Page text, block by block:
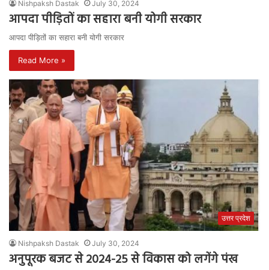
Nishpaksh Dastak July 30, 2024
आपदा पीड़ितों का सहारा बनी योगी सरकार
आपदा पीड़ितों का सहारा बनी योगी सरकार
Read More »
उत्तर प्रदेश
Nishpaksh Dastak July 30, 2024
अनुपूरक बजट से 2024-25 से विकास को लगेंगे पंख